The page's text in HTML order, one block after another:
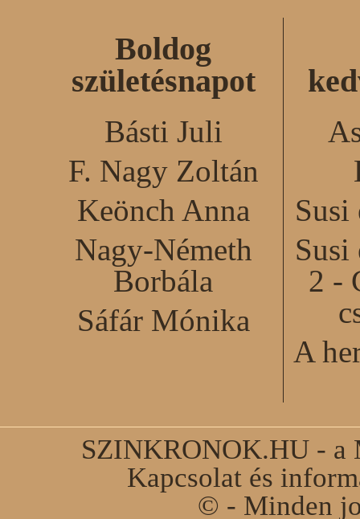
Boldog
születésnapot
Básti Juli
F. Nagy Zoltán
Keönch Anna
Nagy-Németh
Borbála
Sáfár Mónika
Susi
Susi
2 -
A
SZINKRONOK.HU - a
Kapcsolat és
© - Minden